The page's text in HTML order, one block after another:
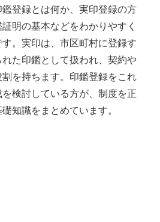
登録とは何か、実印登録の方
明の基本などをわかりやすく
。実印は、市区町村に登録す
た印鑑として扱われ、契約や
を持ちます。印鑑登録をこれ
検討している方が、制度を正
知識をまとめています。